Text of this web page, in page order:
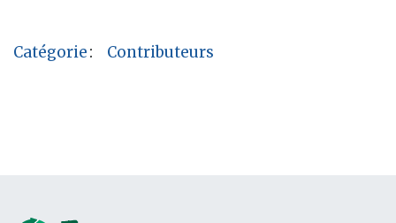
Catégorie: Contributeurs